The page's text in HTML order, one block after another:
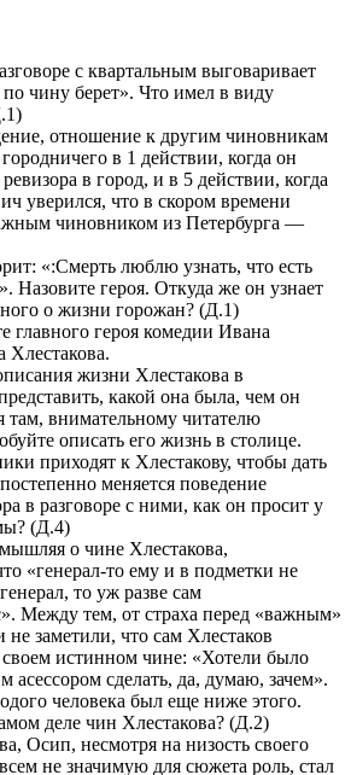
с квартальным выговаривает
по чину берет». Что имел в виду
отношение к другим чиновникам
в 1 действии, когда он
в город, и в 5 действии, когда
уверился, что в скором времени
чиновником из Петербурга —
«:Смерть люблю узнать, что есть
Назовите героя. Откуда же он узнает
о жизни горожан? (Д.1)
главного героя комедии Ивана
Хлестакова.
жизни Хлестакова в
какой она была, чем он
там, внимательному читателю
описать его жизнь в столице.
приходят к Хлестакову, чтобы дать
меняется поведение
в разговоре с ними, как он просит у
(Д.4)
о чине Хлестакова,
«генерал-то ему и в подметки не
то уж разве сам
Между тем, от страха перед «важным»
не заметили, что сам Хлестаков
своем истинном чине: «Хотели было
асессором сделать, да, думаю, зачем».
человека был еще ниже этого.
деле чин Хлестакова? (Д.2)
Осип, несмотря на низость своего
не значимую для сюжета роль, стал